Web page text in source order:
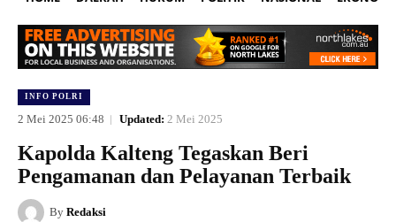
INFO POLRI
2 Mei 2025 06:48 Updated: 2 Mei 2025
Kapolda Kalteng Tegaskan Beri
Pengamanan dan Pelayanan Terbaik
By Redaksi